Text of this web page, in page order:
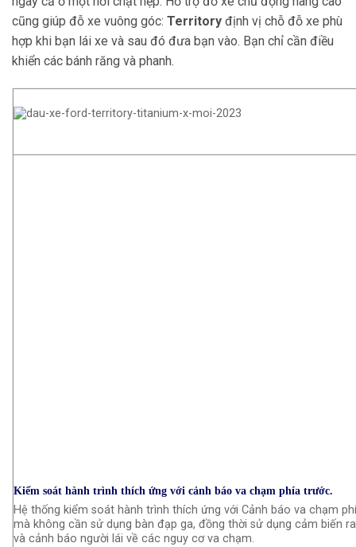
cũng giúp đỗ xe vuông góc: Territory định vị chỗ đỗ xe phù
hợp khi bạn lái xe và sau đó đưa bạn vào. Bạn chỉ cần điều
khiển các bánh răng và phanh.
Kiểm soát hành trình thích ứng với cảnh báo va chạm phía trước.
Hệ thống kiểm soát hành trình thích ứng với Cảnh báo va chạm
mà không cần sử dụng bàn đạp ga, đồng thời sử dụng cảm biến
và cảnh báo người lái về các nguy cơ va chạm.